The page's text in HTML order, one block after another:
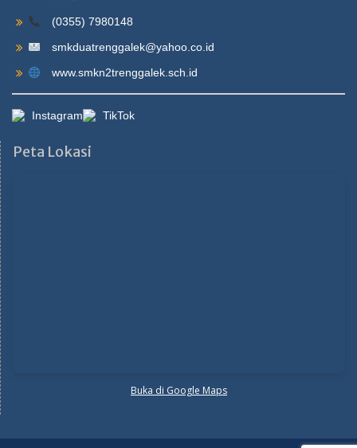
(0355) 7980148
smkduatrenggalek@yahoo.co.id
www.smkn2trenggalek.sch.id
Instagram TikTok
Peta Lokasi
Buka di Google Maps